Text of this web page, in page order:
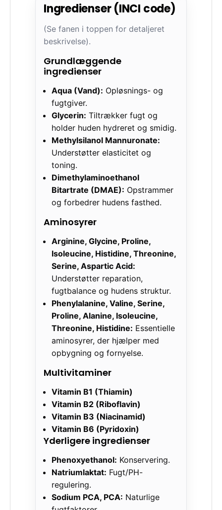
Ingredienser (INCI code)
(Se fanen i toppen for detaljeret
beskrivelse).
Grundlæggende
ingredienser
Aqua (Vand): Opløsnings- og
fugtgiver.
Glycerin: Tiltrækker fugt og
holder huden hydreret og smidig.
Methylsilanol Mannuronate:
Understøtter elasticitet og
toning.
Dimethylaminoethanol
Bitartrate (DMAE): Opstrammer
og forbedrer hudens fasthed.
Aminosyrer
Arginine, Glycine, Proline,
Isoleucine, Histidine, Threonine,
Serine, Aspartic Acid:
Understøtter reparation,
fugtbalance og hudens struktur.
Phenylalanine, Valine, Serine,
Proline, Alanine, Isoleucine,
Threonine, Histidine: Essentielle
aminosyrer, der hjælper med
opbygning og fornyelse.
Multivitaminer
Vitamin B1 (Thiamin)
Vitamin B2 (Riboflavin)
Vitamin B3 (Niacinamid)
Vitamin B6 (Pyridoxin)
Yderligere ingredienser
Phenoxyethanol: Konservering.
Natriumlaktat: Fugt/PH-
regulering.
Sodium PCA, PCA: Naturlige